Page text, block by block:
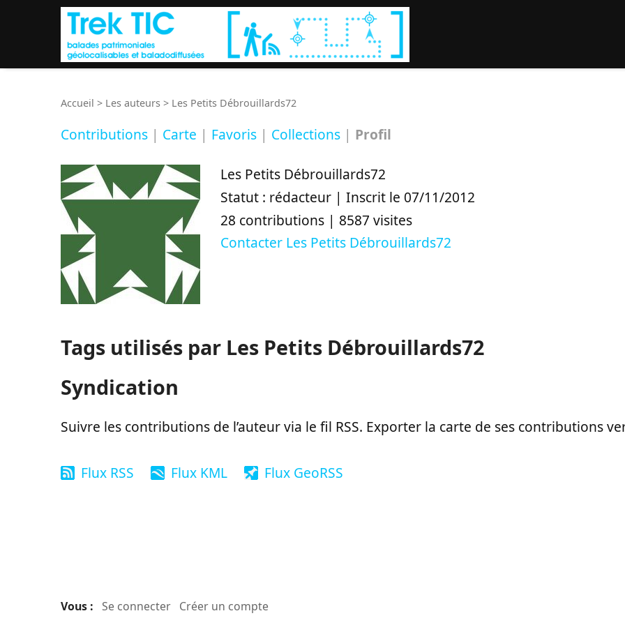
Accueil > Les auteurs > Les Petits Débrouillards72
Contributions | Carte | Favoris | Collections | Profil
Les Petits Débrouillards72
Statut : rédacteur | Inscrit le 07/11/2012
28 contributions | 8587 visites
Contacter Les Petits Débrouillards72
Tags utilisés par Les Petits Débrouillards72
Syndication
Suivre les contributions de l’auteur via le fil RSS. Exporter la carte de ses contributions
Flux RSS Flux KML Flux GeoRSS
Vous : Se connecter Créer un compte